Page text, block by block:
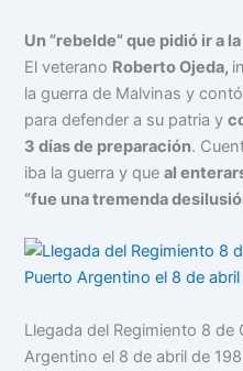
Un “rebelde” que pidió ir a
El veterano Roberto Ojeda,
la guerra de Malvinas y
para defender a su patria y
3 días de preparación.
iba la guerra y queal
“fue una tremenda
Llegada del Regimiento 8 de
Argentino el 8 de abril de